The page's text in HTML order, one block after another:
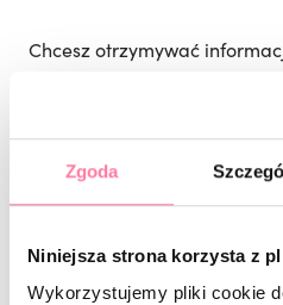
Zgoda
Niniejsza strona korzysta z
Wykorzystujemy pliki cookie
Chcesz otrzymywać